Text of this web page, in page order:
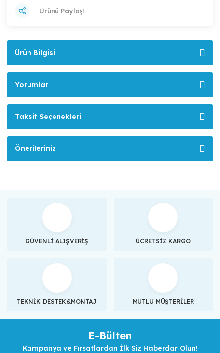
Ürünü Paylaş!
Ürün Bilgisi
Yorumlar
Taksit Seçenekleri
Önerileriniz
GÜVENLİ ALIŞVERİŞ ÜCRETSİZ KARGO
TEKNİK DESTEK&MONTAJ MUTLU MÜŞTERİLER
E-Bülten
Kampanya ve Fırsatlardan İlk Siz Haberdar Olun!